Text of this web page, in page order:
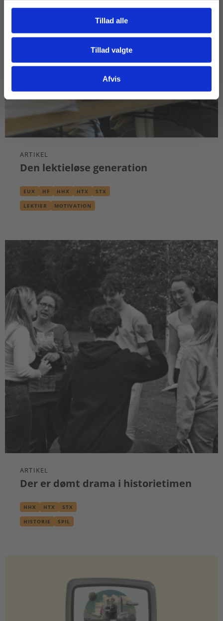
Tillad alle
Tillad valgte
Afvis
ARTIKEL
Den lektieløse generation
EUX HF HHX HTX STX
LEKTIER MOTIVATION
ARTIKEL
Der er dømt drama i historietimen
HHX HTX STX
HISTORIE SPIL
Gå til praxisOnline